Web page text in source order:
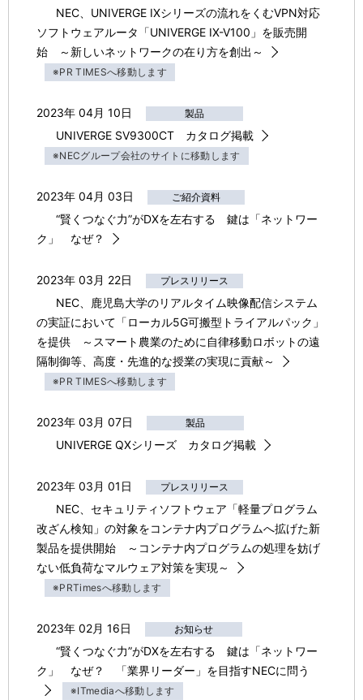
NEC、UNIVERGE IXシリーズの流れをくむVPN対応
ソフトウェアルータ「UNIVERGE IX-V100」を販売開
始 ～新しいネットワークの在り方を創出～
※PR TIMESへ移動します
2023年 04月 10日 製品
UNIVERGE SV9300CT カタログ掲載
※NECグループ会社のサイトに移動します
2023年 04月 03日 ご紹介資料
“賢くつなぐ力”がDXを左右する 鍵は「ネットワー
ク」 なぜ？
2023年 03月 22日 プレスリリース
NEC、鹿児島大学のリアルタイム映像配信システム
の実証において「ローカル5G可搬型トライアルパック」
を提供 ～スマート農業のために自律移動ロボットの遠
隔制御等、高度・先進的な授業の実現に貢献～
※PR TIMESへ移動します
2023年 03月 07日 製品
UNIVERGE QXシリーズ カタログ掲載
2023年 03月 01日 プレスリリース
NEC、セキュリティソフトウェア「軽量プログラム
改ざん検知」の対象をコンテナ内プログラムへ拡げた新
製品を提供開始 ～コンテナ内プログラムの処理を妨げ
ない低負荷なマルウェア対策を実現～
※PRTimesへ移動します
2023年 02月 16日 お知らせ
“賢くつなぐ力”がDXを左右する 鍵は「ネットワー
ク」 なぜ？ 「業界リーダー」を目指すNECに問う
※ITmediaへ移動します